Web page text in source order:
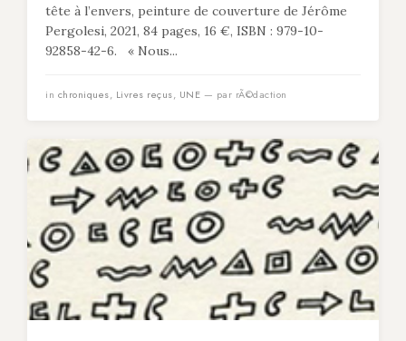
tête à l’envers, peinture de couverture de Jérôme
Pergolesi, 2021, 84 pages, 16 €, ISBN : 979-10-
92858-42-6. « Nous...
in chroniques, Livres reçus, UNE — par rÃ©daction